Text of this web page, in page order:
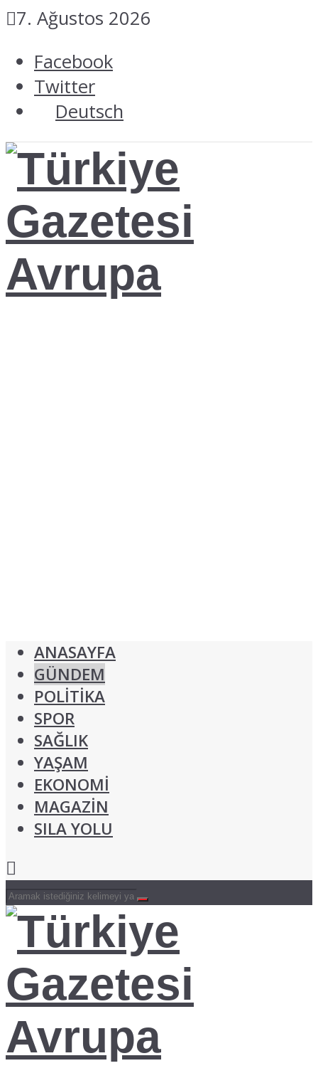
7. Ağustos 2026
Facebook
Twitter
Deutsch
ANASAYFA
GÜNDEM
POLİTİKA
SPOR
SAĞLIK
YAŞAM
EKONOMİ
MAGAZİN
SILA YOLU